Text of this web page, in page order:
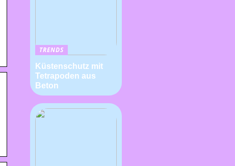
TRENDS
Küstenschutz mit
Tetrapoden aus
Beton